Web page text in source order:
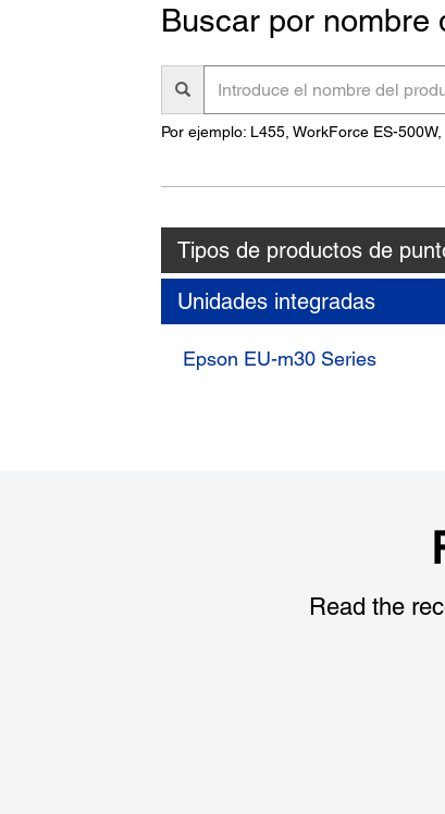
Buscar por nombre
nombre
Por ejemplo: L455, WorkForce ES-
Tipos de productos de
Unidades integradas
Epson EU-m30 Series
Read the